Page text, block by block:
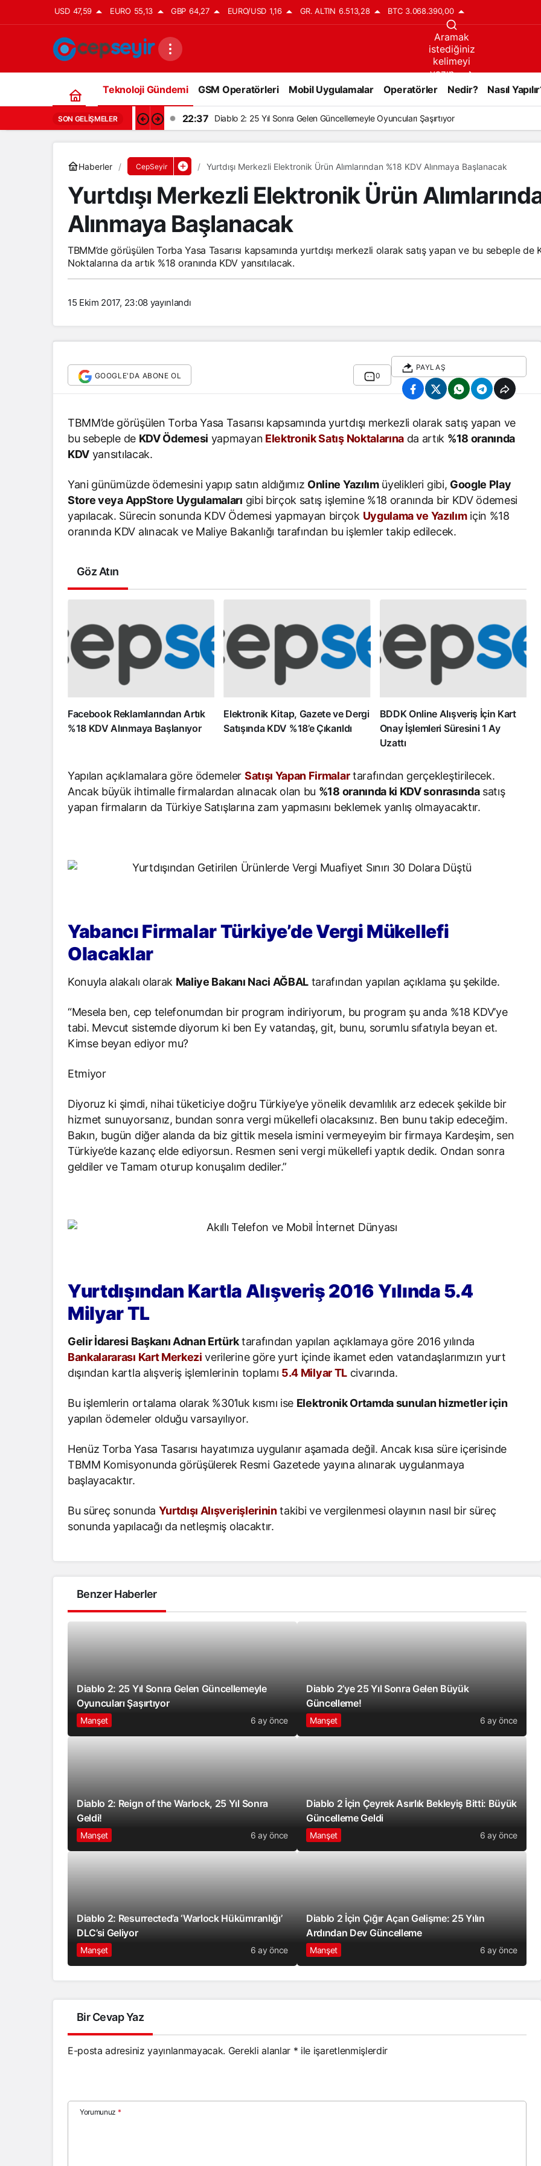
USD 47,59 EURO 55,13 GBP 64,27 EURO/USD 1,16 GR. ALTIN 6.513,28 BTC 3.068.390,00
Aramak
istediğiniz
kelimeyi
yazın..
Teknoloji Gündemi
GSM Operatörleri Mobil Uygulamalar Operatörler Nedir? Nasıl
SON GELIŞMELER 22:37 Diablo 2: 25 Yıl Sonra Gelen Güncellemeyle Oyuncuları Şaşırtıyor
Haberler CepSeyir Yurtdışı Merkezli Elektronik Ürün Alımlarından %18 KDV Alınmaya Başlanacak
Yurtdışı Merkezli Elektronik Ürün
Alınmaya Başlanacak
TBMM’de görüşülen Torba Yasa Tasarısı kapsamında yurtdışı merkezli olarak satış yapan ve bu sebeple
Noktalarına da artık %18 oranında KDV yansıtılacak.
15 Ekim 2017, 23:08yayınlandı
GOOGLE'DA ABONE OL 0
PAYLAŞ
TBMM’de görüşülen Torba Yasa Tasarısı kapsamında yurtdışı merkezli olarak satış yapan ve
bu sebeple de KDV Ödemesi yapmayan Elektronik Satış Noktalarına da artık %18 oranında
KDV yansıtılacak.
Yani günümüzde ödemesini yapıp satın aldığımız Online Yazılımüyelikleri gibi, Google Play
Store veya AppStore Uygulamaları gibi birçok satış işlemine %18 oranında bir KDV ödemesi
yapılacak. Sürecin sonunda KDV Ödemesi yapmayan birçok Uygulama ve Yazılımiçin %18
oranında KDV alınacak ve Maliye Bakanlığı tarafından bu işlemler takip edilecek.
Göz Atın
Facebook Reklamlarından Artık
%18 KDV Alınmaya Başlanıyor
Elektronik Kitap, Gazete ve Dergi
Satışında KDV %18’e Çıkarıldı
BDDK Online Alışveriş İçin Kart
Onay İşlemleri Süresini 1 Ay
Uzattı
Yapılan açıklamalara göre ödemeler Satışı Yapan Firmalartarafından gerçekleştirilecek.
Ancak büyük ihtimalle firmalardan alınacak olan bu %18 oranında ki KDV sonrasındasatış
yapan firmaların da Türkiye Satışlarına zam yapmasını beklemek yanlış olmayacaktır.
Yabancı Firmalar Türkiye’de Vergi Mükellefi
Olacaklar
Konuyla alakalı olarak Maliye Bakanı Naci AĞBAL tarafından yapılan açıklama şu şekilde.
“Mesela ben, cep telefonumdan bir program indiriyorum, bu program şu anda %18 KDV’ye
tabi. Mevcut sistemde diyorum ki ben Ey vatandaş, git, bunu, sorumlu sıfatıyla beyan et.
Kimse beyan ediyor mu?
Etmiyor
Diyoruz ki şimdi, nihai tüketiciye doğru Türkiye’ye yönelik devamlılık arz edecek şekilde bir
hizmet sunuyorsanız, bundan sonra vergi mükellefi olacaksınız. Ben bunu takip edeceğim.
Bakın, bugün diğer alanda da biz gittik mesela ismini vermeyeyim bir firmaya Kardeşim, sen
Türkiye’de kazanç elde ediyorsun. Resmen seni vergi mükellefi yaptık dedik. Ondan sonra
geldiler ve Tamam oturup konuşalım dediler.”
Yurtdışından Kartla Alışveriş 2016 Yılında 5.4
Milyar TL
Gelir İdaresi Başkanı Adnan Ertürktarafından yapılan açıklamaya göre 2016 yılında
Bankalararası Kart Merkezi verilerine göre yurt içinde ikamet eden vatandaşlarımızın yurt
dışından kartla alışveriş işlemlerinin toplamı 5.4 Milyar TLcivarında.
Bu işlemlerin ortalama olarak %30’luk kısmı ise Elektronik Ortamda sunulan hizmetler için
yapılan ödemeler olduğu varsayılıyor.
Henüz Torba Yasa Tasarısı hayatımıza uygulanır aşamada değil. Ancak kısa süre içerisinde
TBMM Komisyonunda görüşülerek Resmi Gazetede yayına alınarak uygulanmaya
başlayacaktır.
Bu süreç sonunda Yurtdışı Alışverişlerinin takibi ve vergilenmesi olayının nasıl bir süreç
sonunda yapılacağı da netleşmiş olacaktır.
Benzer Haberler
Diablo 2: 25 Yıl Sonra Gelen Güncellemeyle
Oyuncuları Şaşırtıyor
Manşet 6 ay önce
Diablo 2’ye 25 Yıl Sonra Gelen Büyük
Güncelleme!
Manşet 6 ay önce
Diablo 2: Reign of the Warlock, 25 Yıl Sonra
Geldi!
Manşet 6 ay önce
Diablo 2 İçin Çeyrek Asırlık Bekleyiş Bitti: Büyük
Güncelleme Geldi
Manşet 6 ay önce
Diablo 2: Resurrected’a ‘Warlock Hükümranlığı’
DLC’si Geliyor
Manşet 6 ay önce
Diablo 2 İçin Çığır Açan Gelişme: 25 Yılın
Ardından Dev Güncelleme
Manşet 6 ay önce
Bir Cevap Yaz
E-posta adresiniz yayınlanmayacak. Gerekli alanlar * ile işaretlenmişlerdir
Yorumunuz *